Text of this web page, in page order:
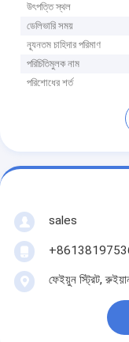
উৎপত্তি স্থল
ডেলিভারি সময়
ন্যূনতম চাহিদার পরিমাণ
পরিচিতিমুলক নাম
পরিশোধের শর্ত
sales
ফেইয়ুন স্ট্রিট,